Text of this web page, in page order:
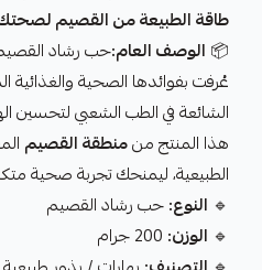
طاقة الطبيعة من القصيم لصحتك
📦 الوصف العام:حب رشاد القصيم
عُرفت بفوائدها الصحية
الشائعة في الطب الشعبي لتحسين
هذا المنتج منمنطقة القصيم
الطبيعية، ليمنحك تجربة صحية
🔹 النوع:حب رشاد القصيم
🔹 الوزن: